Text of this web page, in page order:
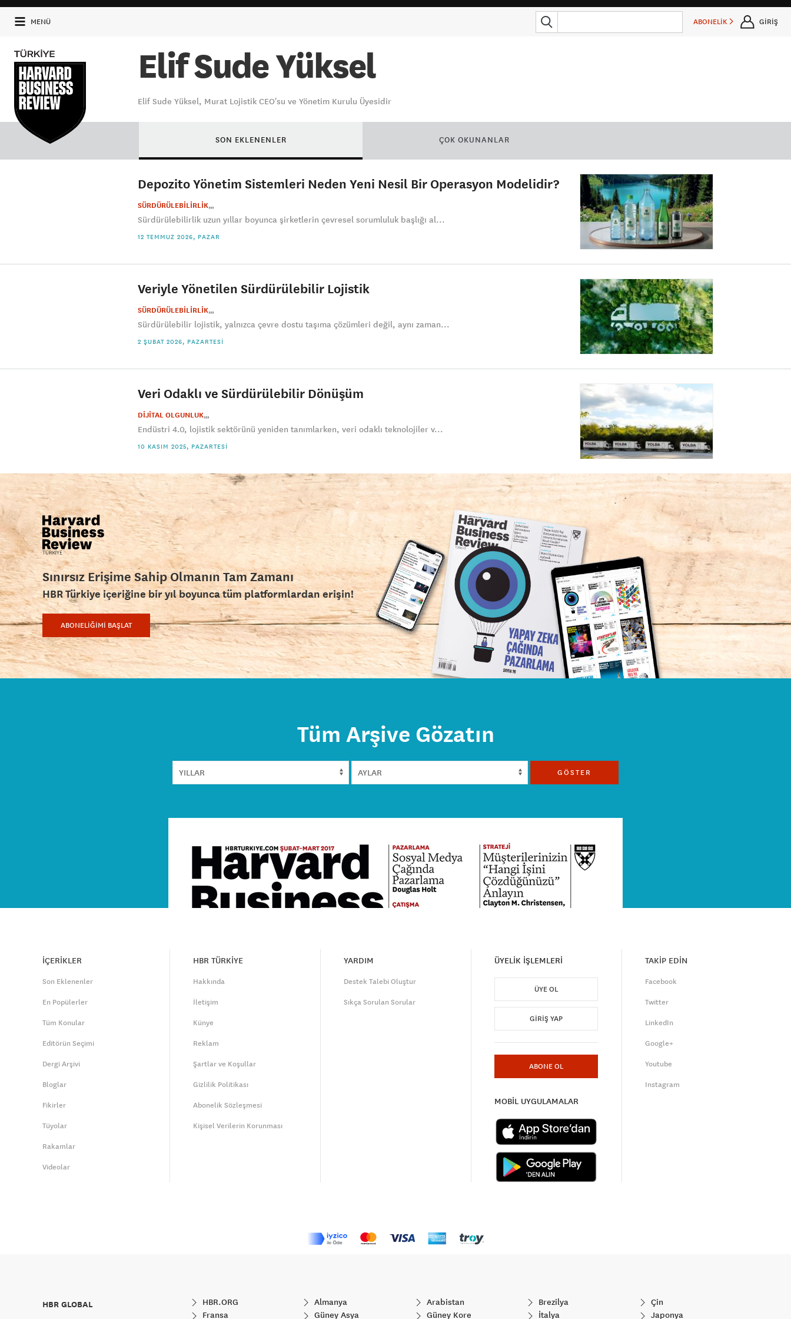
MENÜ ABONELİK GİRİŞ
Elif Sude Yüksel
Elif Sude Yüksel, Murat Lojistik CEO'su ve Yönetim Kurulu Üyesidir
SON EKLENENLER ÇOK OKUNANLAR
Depozito Yönetim Sistemleri Neden Yeni Nesil Bir Operasyon Modelidir?
SÜRDÜRÜLEBİLİRLİK
Sürdürülebilirlik uzun yıllar boyunca şirketlerin çevresel sorumluluk başlığı al...
12 TEMMUZ 2026, PAZAR
Veriyle Yönetilen Sürdürülebilir Lojistik
SÜRDÜRÜLEBİLİRLİK
Sürdürülebilir lojistik, yalnızca çevre dostu taşıma çözümleri değil, aynı zaman...
2 ŞUBAT 2026, PAZARTESI
Veri Odaklı ve Sürdürülebilir Dönüşüm
DİJİTAL OLGUNLUK
Endüstri 4.0, lojistik sektörünü yeniden tanımlarken, veri odaklı teknolojiler v...
10 KASIM 2025, PAZARTESI
Sınırsız Erişime Sahip Olmanın Tam Zamanı
HBR Türkiye içeriğine bir yıl boyunca tüm platformlardan erişin!
ABONELİĞİMİ BAŞLAT
Tüm Arşive Gözatın
GÖSTER
İÇERİKLER
Son Eklenenler
En Popülerler
Tüm Konular
Editörün Seçimi
Dergi Arşivi
Bloglar
Fikirler
Tüyolar
Rakamlar
Videolar
HBR TÜRKİYE
Hakkında
İletişim
Künye
Reklam
Şartlar ve Koşullar
Gizlilik Politikası
Abonelik Sözleşmesi
Kişisel Verilerin Korunması
YARDIM
Destek Talebi Oluştur
Sıkça Sorulan Sorular
ÜYELİK İŞLEMLERİ
ÜYE OL
GIRIŞ YAP
ABONE OL
MOBİL UYGULAMALAR
TAKİP EDİN
Facebook
Twitter
LinkedIn
Google+
Youtube
Instagram
HBR GLOBAL HBR.ORG Almanya Arabistan Brezilya
Çin
Fransa
Güney Asya Güney Kore İtalya Japonya